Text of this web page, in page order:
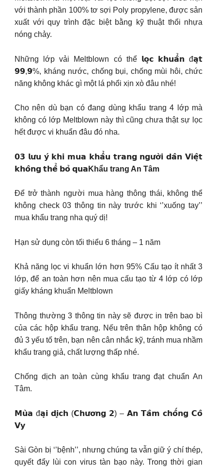
với thành phần 100% tơ sợi Poly propylene, được sản
xuất với quy trình đặc biệt bằng kỹ thuật thổi nhựa
nóng chảy.
Những lớp vải Meltblown có thể 𝗹𝗼̣𝗰 𝗸𝗵𝘂𝗮̂̉𝗻 đ𝗮̣𝘁
𝟵𝟵,𝟵%, kháng nước, chống bụi, chống mùi hôi, chức
năng không khác gì một lá phổi xịn xò đâu nhé!
Cho nên dù bạn có đang dùng khẩu trang 4 lớp mà
không có lớp Meltblown này thì cũng chưa thật sự lọc
hết được vi khuẩn đâu đó nha.
𝟬𝟯 𝗹𝘂̛𝘂 𝘆́ 𝗸𝗵𝗶 𝗺𝘂𝗮 𝗸𝗵𝗮̂̉𝘂 𝘁𝗿𝗮𝗻𝗴 𝗻𝗴𝘂̛𝗼̛̀𝗶 𝗱𝗮̂𝗻 𝗩𝗶𝗲̣̂𝘁
𝗸𝗵𝗼̂𝗻𝗴 𝘁𝗵𝗲̂̉ 𝗯𝗼̉ 𝗾𝘂𝗮 Khẩu trang An Tâm
Để trở thành người mua hàng thông thái, không thể
không check 03 thông tin này trước khi ‘’xuống tay’’
mua khẩu trang nha quý dị!
Hạn sử dụng còn tối thiểu 6 tháng – 1 năm
Khả năng lọc vi khuẩn lớn hơn 95% Cấu tạo ít nhất 3
lớp, để an toàn hơn nên mua cấu tạo từ 4 lớp có lớp
giấy kháng khuẩn Meltblown
Thông thường 3 thông tin này sẽ được in trên bao bì
của các hộp khẩu trang. Nếu trên thân hộp không có
đủ 3 yếu tố trên, bạn nên cân nhắc kỹ, tránh mua nhầm
khẩu trang giả, chất lượng thấp nhé.
Chống dịch an toàn cùng khẩu trang đạt chuẩn An
Tâm.
𝗠𝘂̀𝗮 đ𝗮̣𝗶 𝗱𝗶̣𝗰𝗵 (𝗖𝗵𝘂̛𝗼̛𝗻𝗴 𝟮) – 𝗔𝗻 𝗧𝗮̂𝗺 𝗰𝗵𝗼̂́𝗻𝗴 𝗖𝗼̂
𝗩𝘆
Sài Gòn bị ‘’bệnh’’, nhưng chúng ta vẫn giữ ý chí thép,
quyết đẩy lùi con virus tàn bạo này. Trong thời gian